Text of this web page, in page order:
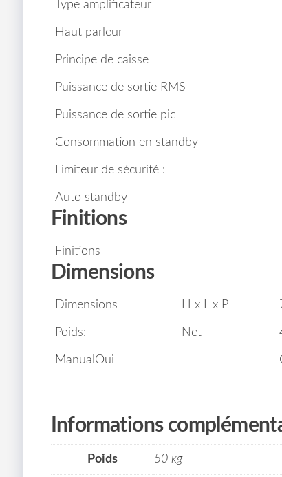
Type amplificateur
Haut parleur
Principe de caisse
Puissance de sortie RMS
Puissance de sortie pic
Consommation en standby
Limiteur de sécurité :
Auto standby
Finitions
Finitions
Dimensions
Dimensions H x L x P
Poids: Net
ManualOui
Informations
Poids 50 kg